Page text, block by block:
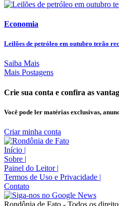
Economia
Leilões de petróleo em outubro terão
Saiba Mais
Mais Postagens
Crie sua conta e confira as
Você pode ler matérias exclusivas,
Criar minha conta
Início |
Sobre |
Painel do Leitor |
Termos de Uso e Privacidade |
Contato
Rondônia de Fato - Todos os